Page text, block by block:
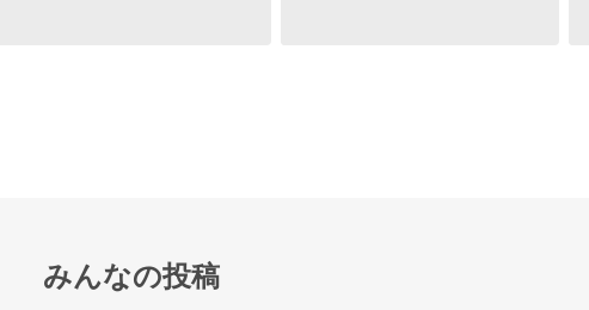
みんなの投稿